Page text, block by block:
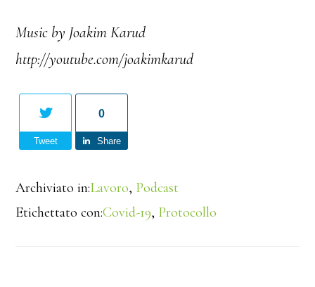
Music by Joakim Karud
http://youtube.com/joakimkarud
Tweet
0
Share
Archiviato in:Lavoro, Podcast
Etichettato con:Covid-19, Protocollo